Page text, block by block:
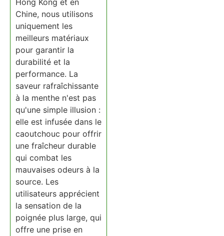
Hong Kong et en
Chine, nous utilisons
uniquement les
meilleurs matériaux
pour garantir la
durabilité et la
performance. La
saveur rafraîchissante
à la menthe n'est pas
qu'une simple illusion :
elle est infusée dans le
caoutchouc pour offrir
une fraîcheur durable
qui combat les
mauvaises odeurs à la
source. Les
utilisateurs apprécient
la sensation de la
poignée plus large, qui
offre une prise en